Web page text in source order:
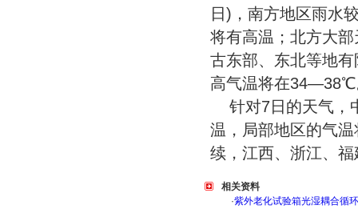
日)，南方地区雨水
将有高温；北方大
古东部、东北等地
高气温将在34—38℃
针对7日的天气，
温，局部地区的气
续，江西、浙江、
相关资料
·紫外老化试验箱光湿耦合循